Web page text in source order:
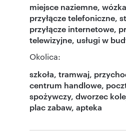
miejsce naziemne,
przyłącze telefoniczne,
przyłącze internetowe,
telewizyjne, usługi w
Okolica:
szkoła, tramwaj,
centrum handlowe,
spożywczy, dworzec
plac zabaw, apteka